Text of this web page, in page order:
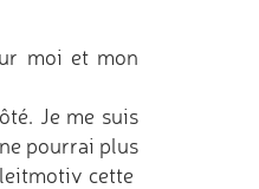
moi et mon
Je me suis
pourrai plus
cette